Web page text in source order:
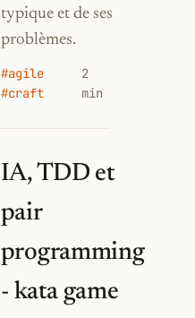
typique et de ses
problèmes.
#agile
#craft
2
min
IA, TDD et
pair
programming
- kata game